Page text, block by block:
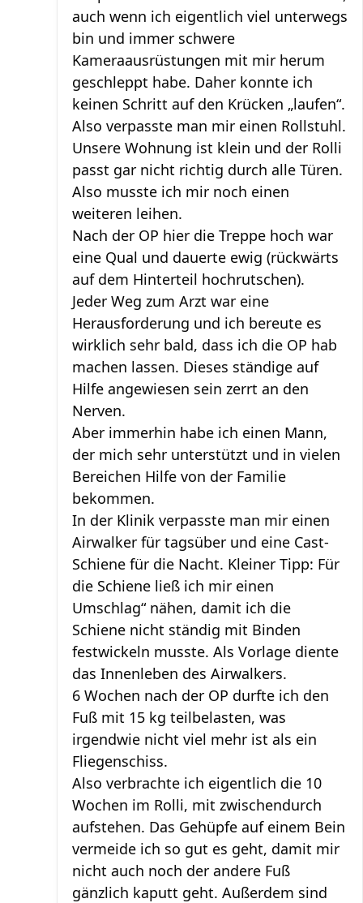
auch wenn ich eigentlich viel unterwegs
bin und immer schwere
Kameraausrüstungen mit mir herum
geschleppt habe. Daher konnte ich
keinen Schritt auf den Krücken „laufen“.
Also verpasste man mir einen Rollstuhl.
Unsere Wohnung ist klein und der Rolli
passt gar nicht richtig durch alle Türen.
Also musste ich mir noch einen
weiteren leihen.
Nach der OP hier die Treppe hoch war
eine Qual und dauerte ewig (rückwärts
auf dem Hinterteil hochrutschen).
Jeder Weg zum Arzt war eine
Herausforderung und ich bereute es
wirklich sehr bald, dass ich die OP hab
machen lassen. Dieses ständige auf
Hilfe angewiesen sein zerrt an den
Nerven.
Aber immerhin habe ich einen Mann,
der mich sehr unterstützt und in vielen
Bereichen Hilfe von der Familie
bekommen.
In der Klinik verpasste man mir einen
Airwalker für tagsüber und eine Cast-
Schiene für die Nacht. Kleiner Tipp: Für
die Schiene ließ ich mir einen
Umschlag“ nähen, damit ich die
Schiene nicht ständig mit Binden
festwickeln musste. Als Vorlage diente
das Innenleben des Airwalkers.
6 Wochen nach der OP durfte ich den
Fuß mit 15 kg teilbelasten, was
irgendwie nicht viel mehr ist als ein
Fliegenschiss.
Also verbrachte ich eigentlich die 10
Wochen im Rolli, mit zwischendurch
aufstehen. Das Gehüpfe auf einem Bein
vermeide ich so gut es geht, damit mir
nicht auch noch der andere Fuß
gänzlich kaputt geht. Außerdem sind